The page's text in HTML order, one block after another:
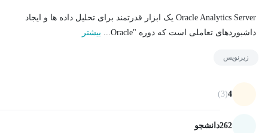
Oracle Analytics Server یک ابزار قدرتمند برای تحلیل داده ها و ایجاد
داشبوردهای تعاملی است که دوره "Oracle...
بیشتر
زیرنویس
4
(3)
262دانشجو